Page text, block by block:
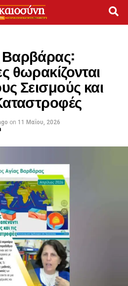
Βαρβάρας:
θωρακίζονται
Σεισμούς και
on 11 Μαΐου, 2026